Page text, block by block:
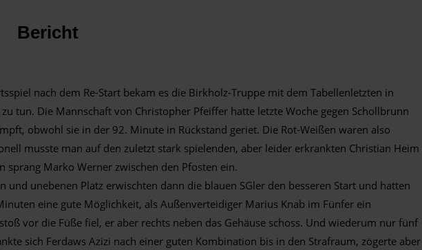
Bericht
nach dem Re-Start bekam es die Birkholz-Truppe mit dem Tabellenletzten in
tun. Die Mannschaft von Christopher Pfeiffer hatte letzte Woche gegen Schollbrunn
obwohl sie in der 92. Minute in Rückstand geriet. Die Rot-Weißen waren also
musste man auf den zuletzt stark spielenden, aber leider erkrankten Christian Heim
sprang Marko Werner zwischen den Pfosten ein.
und unebenen Platz erwischten dann die blauen SGler den besseren Start und hatten
eine gute Möglichkeit, als Außenverteidiger Marius Knab im Fünfer ein
vor die Füße fiel, er aber rechts neben das Gehäuse schoss. Und wiederum nur fünf
sich Ferdaws Azizi nach einer guten Kombination bis in den Strafraum, zögerte aber